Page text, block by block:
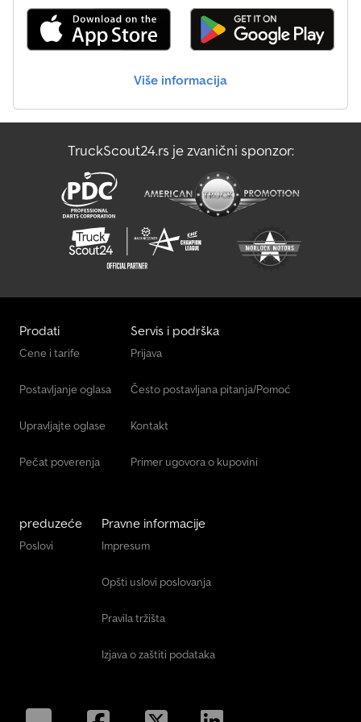
plastike Mogućnosti vezivanja i osiguranja brojne mogućnosti
vezivanja
Više informacija
TruckScout24.rs je zvanični sponzor:
Prodati
Cene i tarife
Postavljanje oglasa
Upravljajte oglase
Pečat poverenja
Servis i podrška
Prijava
Često postavljana pitanja/Pomoć
Kontakt
Primer ugovora o kupovini
preduzeće
Poslovi
Pravne informacije
Impresum
Opšti uslovi poslovanja
Pravila tržišta
Izjava o zaštiti podataka